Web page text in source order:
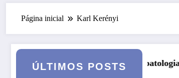
Página inicial Karl Kerényi
ÚLTIMOS POSTS
Junguiana Clínica – Turma 6